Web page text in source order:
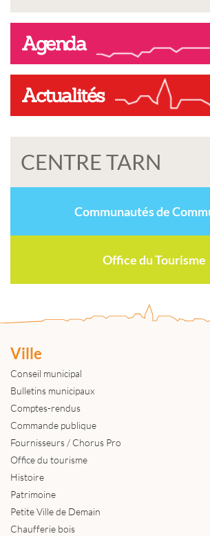
Agenda
Actualités
CENTRE TARN
Communautés de
Office du Tourisme
Ville
Conseil municipal
Bulletins municipaux
Comptes-rendus
Commande publique
Fournisseurs / Chorus Pro
Office du tourisme
Histoire
Patrimoine
Petite Ville de Demain
Chaufferie bois